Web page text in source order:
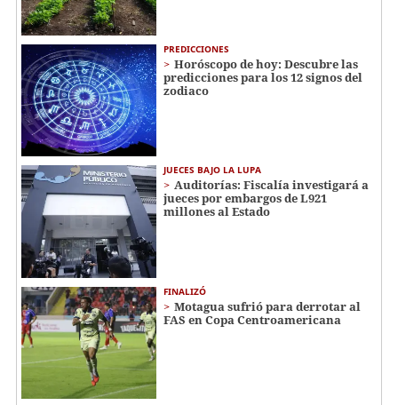
PREDICCIONES
Horóscopo de hoy: Descubre las
predicciones para los 12 signos del
zodiaco
JUECES BAJO LA LUPA
Auditorías: Fiscalía investigará a
jueces por embargos de L921
millones al Estado
FINALIZÓ
Motagua sufrió para derrotar al
FAS en Copa Centroamericana